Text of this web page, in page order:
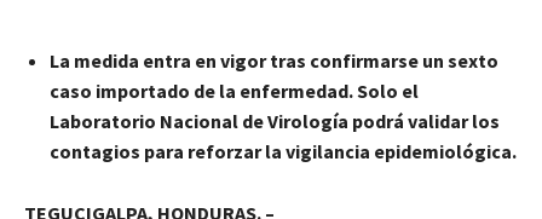
La medida entra en vigor tras confirmarse un sexto
caso importado de la enfermedad. Solo el
Laboratorio Nacional de Virología podrá validar los
contagios para reforzar la vigilancia epidemiológica.
TEGUCIGALPA, HONDURAS. –